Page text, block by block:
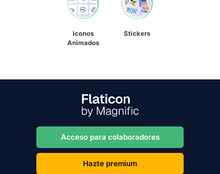
Iconos
Animados
Stickers
Acceso para colaboradores
Hazte premium